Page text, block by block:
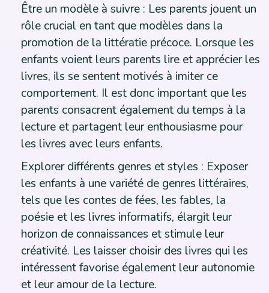
Être un modèle à suivre : Les parents jouent un
rôle crucial en tant que modèles dans la
promotion de la littératie précoce. Lorsque les
enfants voient leurs parents lire et apprécier les
livres, ils se sentent motivés à imiter ce
comportement. Il est donc important que les
parents consacrent également du temps à la
lecture et partagent leur enthousiasme pour
les livres avec leurs enfants.
Explorer différents genres et styles : Exposer
les enfants à une variété de genres littéraires,
tels que les contes de fées, les fables, la
poésie et les livres informatifs, élargit leur
horizon de connaissances et stimule leur
créativité. Les laisser choisir des livres qui les
intéressent favorise également leur autonomie
et leur amour de la lecture.